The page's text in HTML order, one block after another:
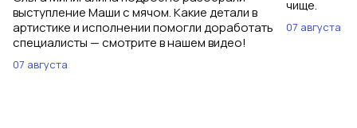
выступление Маши с мячом. Какие детали в
артистике и исполнении помогли доработать
специалисты — смотрите в нашем видео!
07 августа
чище.
07 августа